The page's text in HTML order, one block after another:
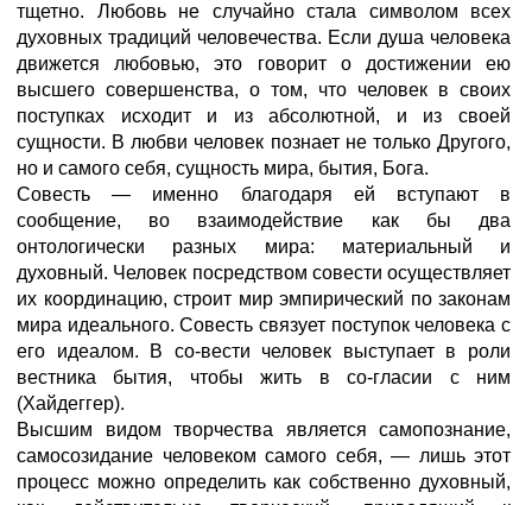
тщетно. Любовь не случайно стала символом всех
духовных традиций человечества. Если душа человека
движется любовью, это говорит о достижении ею
высшего совершенства, о том, что человек в своих
поступках исходит и из абсолютной, и из своей
сущности. В любви человек познает не только Другого,
но и самого себя, сущность мира, бытия, Бога.
Совесть — именно благодаря ей вступают в
сообщение, во взаимодействие как бы два
онтологически разных мира: материальный и
духовный. Человек посредством совести осуществляет
их координацию, строит мир эмпирический по законам
мира идеального. Совесть связует поступок человека с
его идеалом. В со-вести человек выступает в роли
вестника бытия, чтобы жить в со-гласии с ним
(Хайдеггер).
Высшим видом творчества является самопознание,
самосозидание человеком самого себя, — лишь этот
процесс можно определить как собственно духовный,